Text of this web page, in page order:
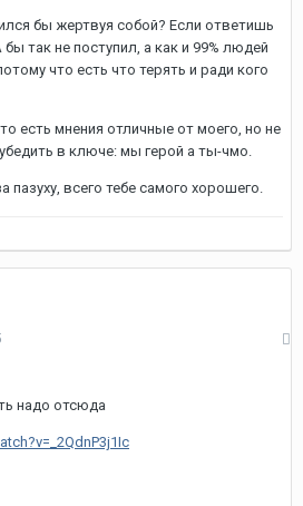
бы жертвуя собой? Если ответишь
так не поступил, а как и 99% людей
что есть что терять и ради кого
есть мнения отличные от моего, но не
в ключе: мы герой а ты-чмо.
пазуху, всего тебе самого хорошего.
надо отсюда